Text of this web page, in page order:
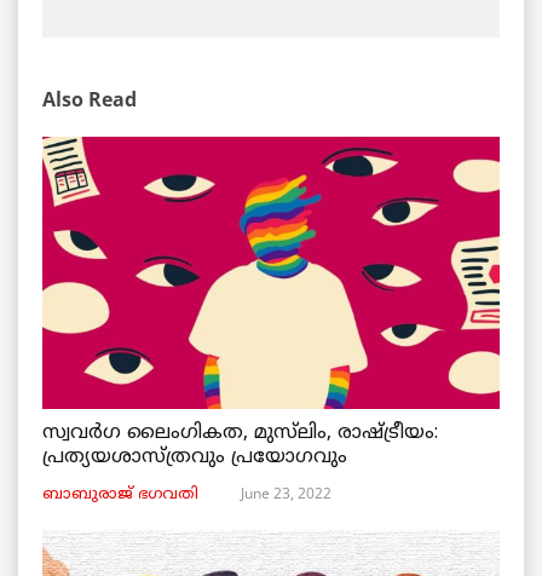
Also Read
സ്വവർഗ ലൈംഗികത, മുസ്‌ലിം, രാഷ്ട്രീയം:
പ്രത്യയശാസ്ത്രവും പ്രയോഗവും
ബാബുരാജ് ഭഗവതി June 23, 2022